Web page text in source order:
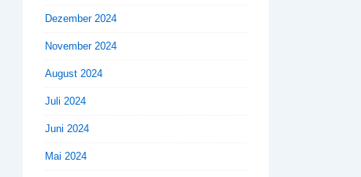
Dezember 2024
November 2024
August 2024
Juli 2024
Juni 2024
Mai 2024